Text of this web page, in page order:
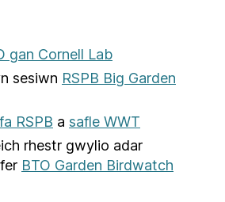
gan Cornell Lab
sesiwn RSPB Big Garden
RSPB a safle WWT
rhestr gwylio adar
BTO Garden Birdwatch